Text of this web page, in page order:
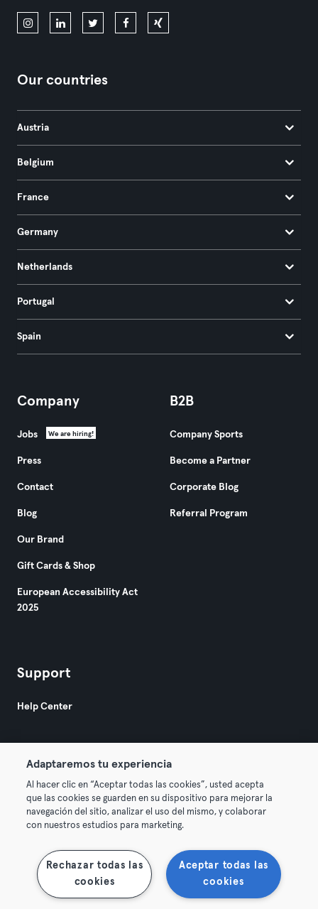
Our countries
Austria
Belgium
France
Germany
Netherlands
Portugal
Spain
Company
Jobs We are hiring!
Press
Contact
Blog
Our Brand
Gift Cards & Shop
European Accessibility Act
2025
B2B
Company Sports
Become a Partner
Corporate Blog
Referral Program
Support
Help Center
© 2026 Urban Sports Group GmbH. All rights reserved.
Terms & Conditions Privacy Imprint
Terminate contracts here Withdraw contracts here
Adaptaremos tu experiencia
Al hacer clic en “Aceptar todas las cookies”, usted acepta
que las cookies se guarden en su dispositivo para mejorar la
navegación del sitio, analizar el uso del mismo, y colaborar
con nuestros estudios para marketing.
Aceptar todas las
cookies
Rechazar todas las
cookies